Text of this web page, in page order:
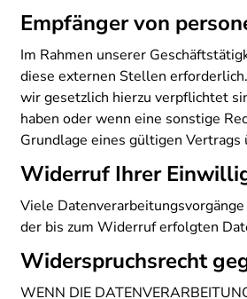
Empfänger von
Im Rahmen unserer
diese externen Stellen
wir gesetzlich hierzu verpflichtet
haben oder wenn eine sonstige
Grundlage eines gültigen
Widerruf Ihrer
Viele
der bis zum Widerruf erfolgten
Widerspruchsrecht
WENN DIE